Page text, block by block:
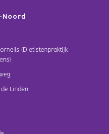
Noord
(Dietistenpraktijk
Linden